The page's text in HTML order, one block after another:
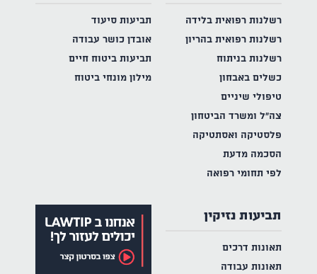
רשלנות רפואית בלידה
רשלנות רפואית בהריון
רשלנות בניתוח
כשלים באבחון
טיפולי שיניים
צה"ל ומשרד הביטחון
פלסטיקה ואסתטיקה
הסכמה מדעת
לפי תחומי רפואה
תביעות סיעוד
אובדן כושר עבודה
תביעות ביטוח חיים
מילון מונחי ביטוח
תביעות נזיקין
תאונות דרכים
תאונות עבודה